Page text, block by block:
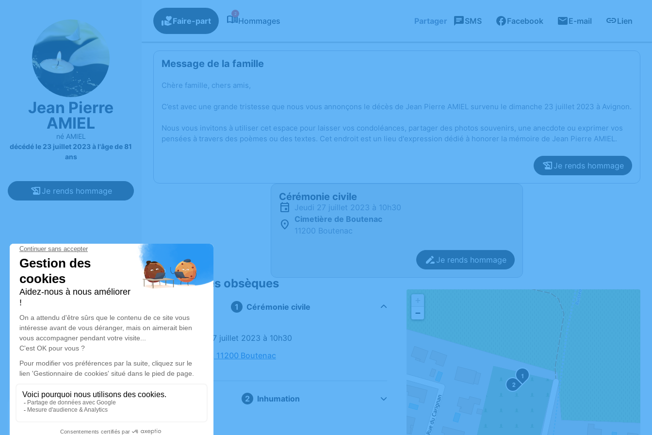
Jean Pierre
AMIEL
né AMIEL
décédé le 23 juillet 2023 à l'âge de 81
ans
Je rends hommage
Faire-part
2
Hommages Partager SMS Facebook E-mail Lien
Message de la famille
Chère famille, chers amis,
C’est avec une grande tristesse que nous vous annonçons le décès de Jean Pierre AMIEL survenu le dimanche 23 juillet 2023 à Avignon.
Nous vous invitons à utiliser cet espace pour laisser vos condoléances, partager des photos souvenirs, une anecdote ou exprimer vos
pensées à travers des poèmes ou des textes. Cet endroit est un lieu d'expression dédié à honorer la mémoire de Jean Pierre AMIEL.
Je rends hommage
Cérémonie civile
jeudi 27 juillet 2023 à 10h30
Cimetière de Boutenac
11200 Boutenac
Je rends hommage
Déroulé des obsèques
Cérémonie civile
Le jeudi 27 juillet 2023 à 10h30
Cimetière, 11200 Boutenac
Inhumation
1
2
−